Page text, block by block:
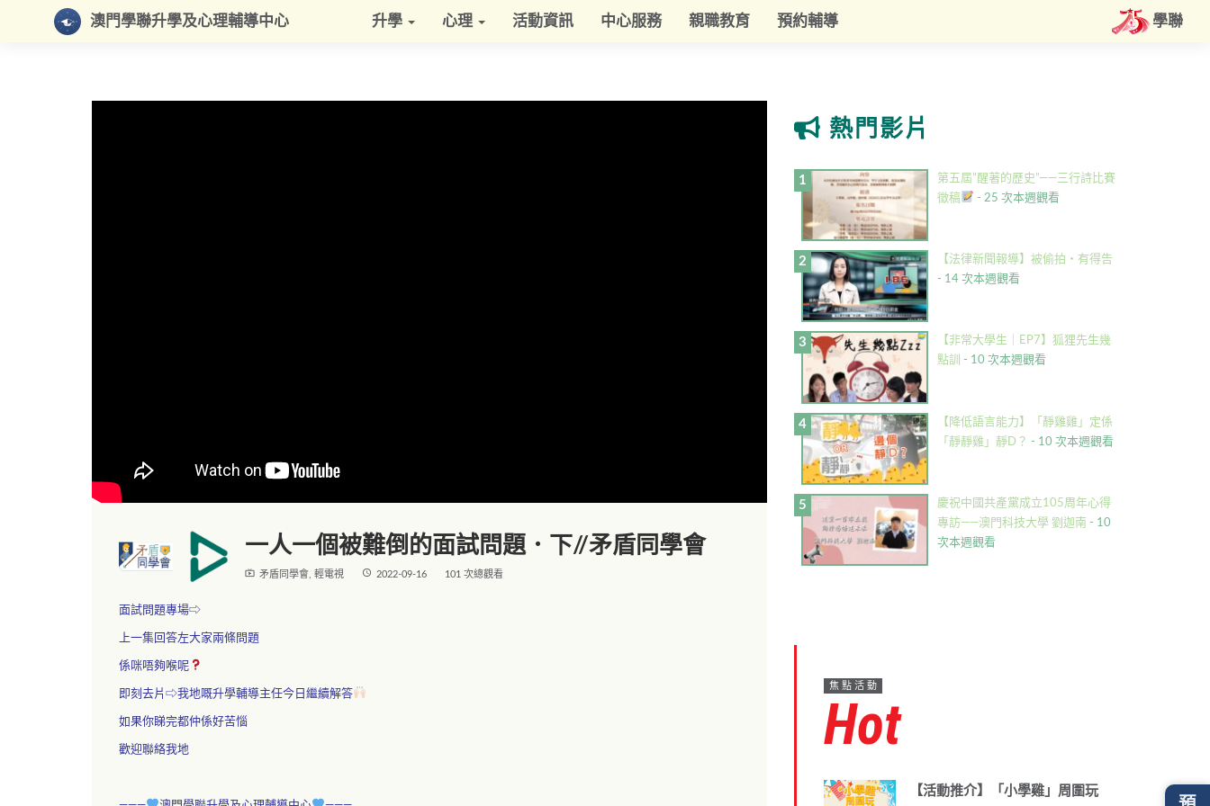
澳門學聯升學及心理輔導中心 升學 心理 活動資訊 中心服務 親職教育 預約輔導 學聯
一人一個被難倒的面試問題．下//矛盾同學會
live_tv 矛盾同學會 輕電視 access_time 2022-09-16 101 次總觀看
面試問題專場⇨
上一集回答左大家兩條問題
係咪唔夠喉呢
即刻去片⇨我地嘅升學輔導主任今日繼續解答
如果你睇完都仲係好苦惱
歡迎聯絡我地
熱門影片
第五屆”醒著的歷史”——三行詩比賽
徵稿
- 25 次本週觀看
【法律新聞報導】被偷拍・有得告
- 14 次本週觀看
【非常大學生｜EP7】狐狸先生幾
點訓 - 10 次本週觀看
【降低語言能力】「靜雞雞」定係
「靜靜雞」靜D？ - 10 次本週觀看
慶祝中國共產黨成立105周年心得
專訪——澳門科技大學 劉迦南 - 10
次本週觀看
焦點活動
Hot
【活動推介】「小學雞」周圍玩